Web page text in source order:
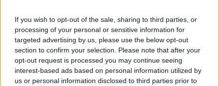
If you wish to opt-out of the sale, sharing to third parties, or
processing of your personal or sensitive information for
targeted advertising by us, please use the below opt-out
section to confirm your selection. Please note that after your
opt-out request is processed you may continue seeing
interest-based ads based on personal information utilized by
us or personal information disclosed to third parties prior to
Az idei első három negyedévben összesen közel 3300
milliárd dollár értékben kötöttek ügyleteket az M&A piacon,
ami 39%-os növekedés az előző év azonos időszakában
mérthez képest. A kiugró ügyletérték több megadealnek is
köszönhető, amelyeknek értéke meghaladja az 5 milliárd
dollárt. Ilyenek voltak idén a Comcast, a T-Mobile és a